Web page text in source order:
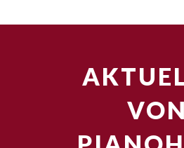
VON